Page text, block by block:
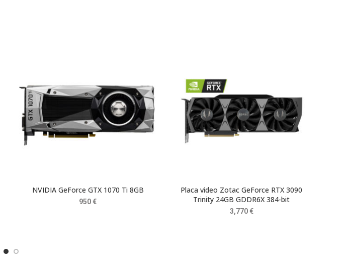
NVIDIA GeForce GTX 1070 Ti 8GB
950 €
Placa video Zotac GeForce RTX 3090
Trinity 24GB GDDR6X 384-bit
3,770 €